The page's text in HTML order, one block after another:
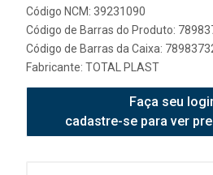
Código NCM: 39231090
Código de Barras do Produto:
Código de Barras da Caixa:
Fabricante: TOTAL PLAST
Faça seu
cadastre-se para ver